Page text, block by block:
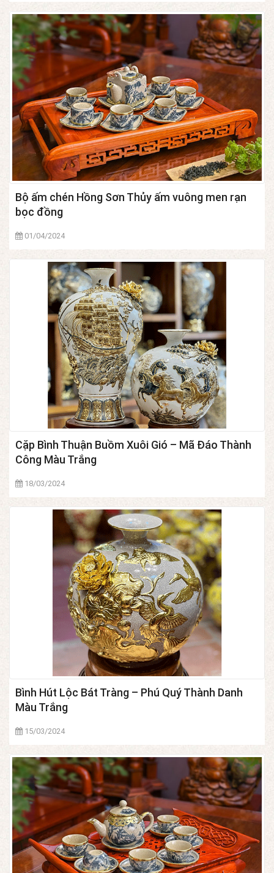
Bộ ấm chén Hồng Sơn Thủy ấm vuông men rạn
bọc đồng
01/04/2024
Cặp Bình Thuận Buồm Xuôi Gió – Mã Đáo Thành
Công Màu Trắng
18/03/2024
Bình Hút Lộc Bát Tràng – Phú Quý Thành Danh
Màu Trắng
15/03/2024